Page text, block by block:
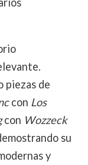
piezas de
con Los
con Wozzeck
su
y